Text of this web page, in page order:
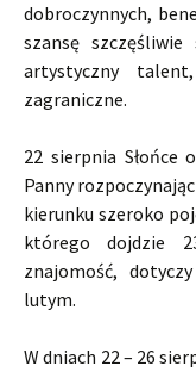
dobroczynnych,
szansę
artystyczny
zagraniczne.
22 sierpnia Słońce
Panny
kierunku szeroko
którego dojdzie
znajomość,
lutym.
W dniach 22 – 26